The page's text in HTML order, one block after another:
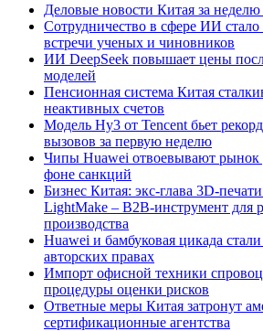
Деловые новости Китая за
Сотрудничество в сфере ИИ стало
встречи ученых и чиновников
ИИ DeepSeek повышает цены
моделей
Пенсионная система Китая
неактивных счетов
Модель Hy3 от Tencent бьет
вызовов за первую неделю
Чипы Huawei отвоевывают рынок
фоне санкций
Бизнес Китая: экс-глава 3D-
LightMake – B2B-инструмент для
производства
Huawei и бамбуковая цикада
авторских правах
Импорт офисной техники
процедуры оценки рисков
Ответные меры Китая затронут
сертификационные агентства